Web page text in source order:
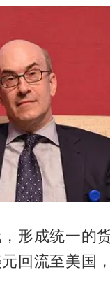
形成统一的
回流至美国